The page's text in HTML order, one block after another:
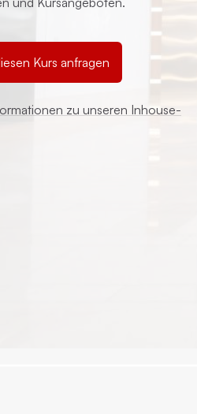
Kurs anfragen
zu unseren Inhouse-